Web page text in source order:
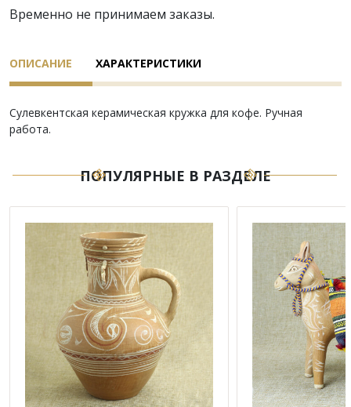
Временно не принимаем заказы.
ОПИСАНИЕ ХАРАКТЕРИСТИКИ
Сулевкентская керамическая кружка для кофе. Ручная
работа.
ПОПУЛЯРНЫЕ В РАЗДЕЛЕ